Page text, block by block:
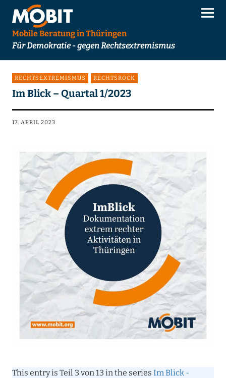
Mobile Beratung in Thüringen
Für Demokratie - gegen Rechtsextremismus
RECHTSEXTREMISMUS RECHTSROCK
Im Blick – Quartal 1/2023
17. APRIL 2023
This entry is Teil 3 von 13 in the series Im Blick -